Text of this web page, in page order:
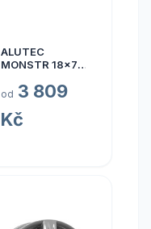
ALUTEC
MONSTR 18x7.5
od 3 809
Kč